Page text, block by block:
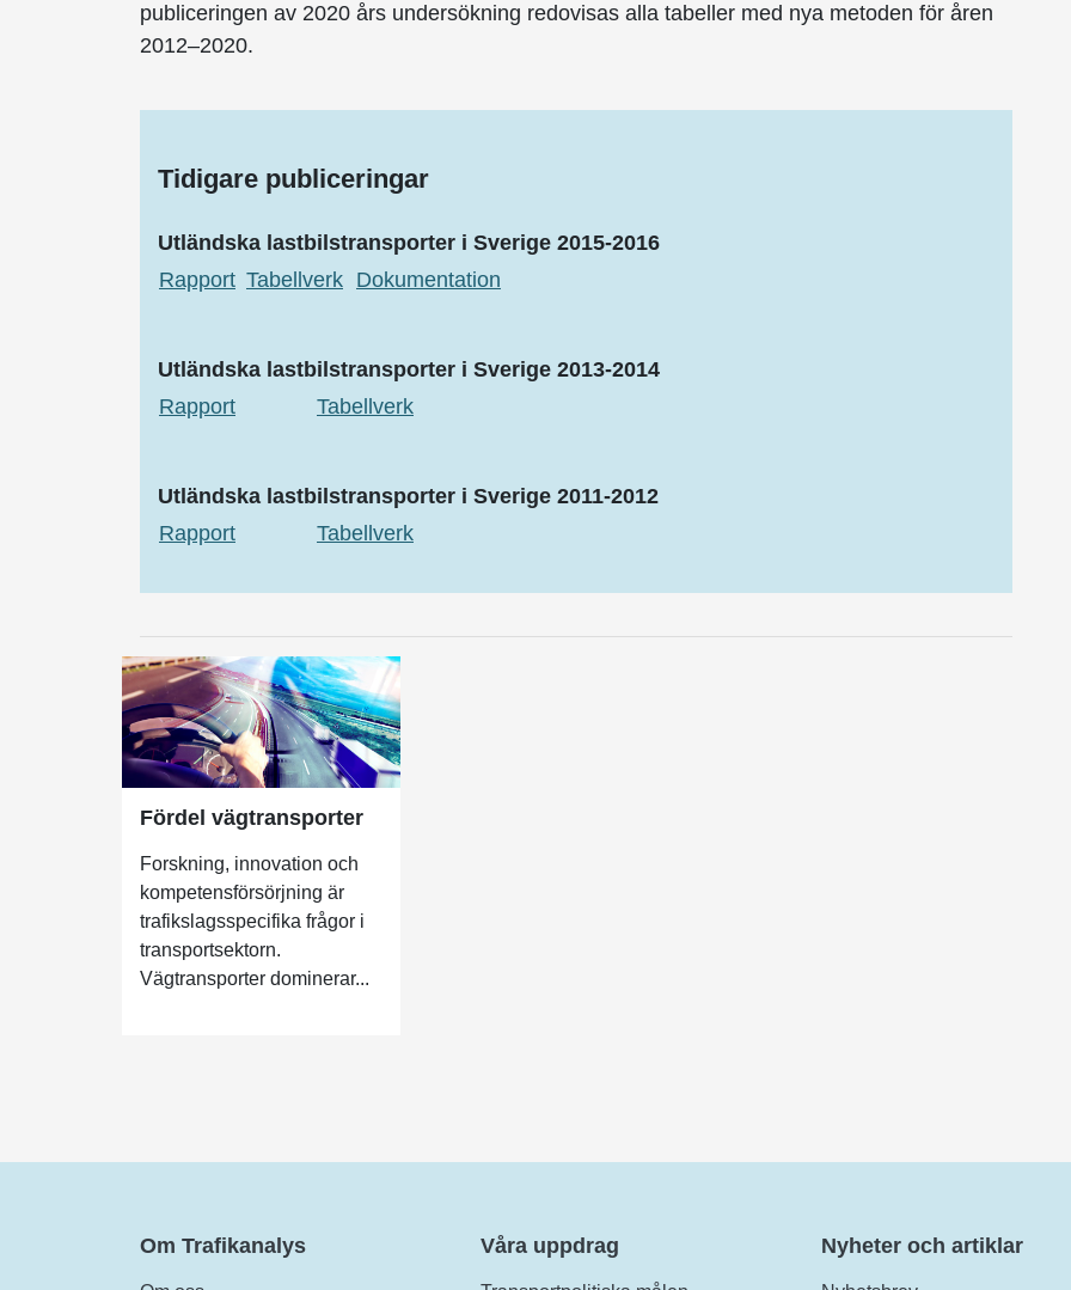
publiceringen av 2020 års undersökning redovisas alla tabeller med nya metoden för åren
2012–2020.
Tidigare publiceringar
Utländska lastbilstransporter i Sverige 2015-2016
Rapport Tabellverk Dokumentation
Utländska lastbilstransporter i Sverige 2013-2014
Rapport
Tabellverk
Utländska lastbilstransporter i Sverige 2011-2012
Rapport
Tabellverk
Fördel vägtransporter
Forskning, innovation och
kompetensförsörjning är
trafikslagsspecifika frågor i
transportsektorn.
Vägtransporter dominerar...
Om Trafikanalys Våra uppdrag Nyheter och artiklar